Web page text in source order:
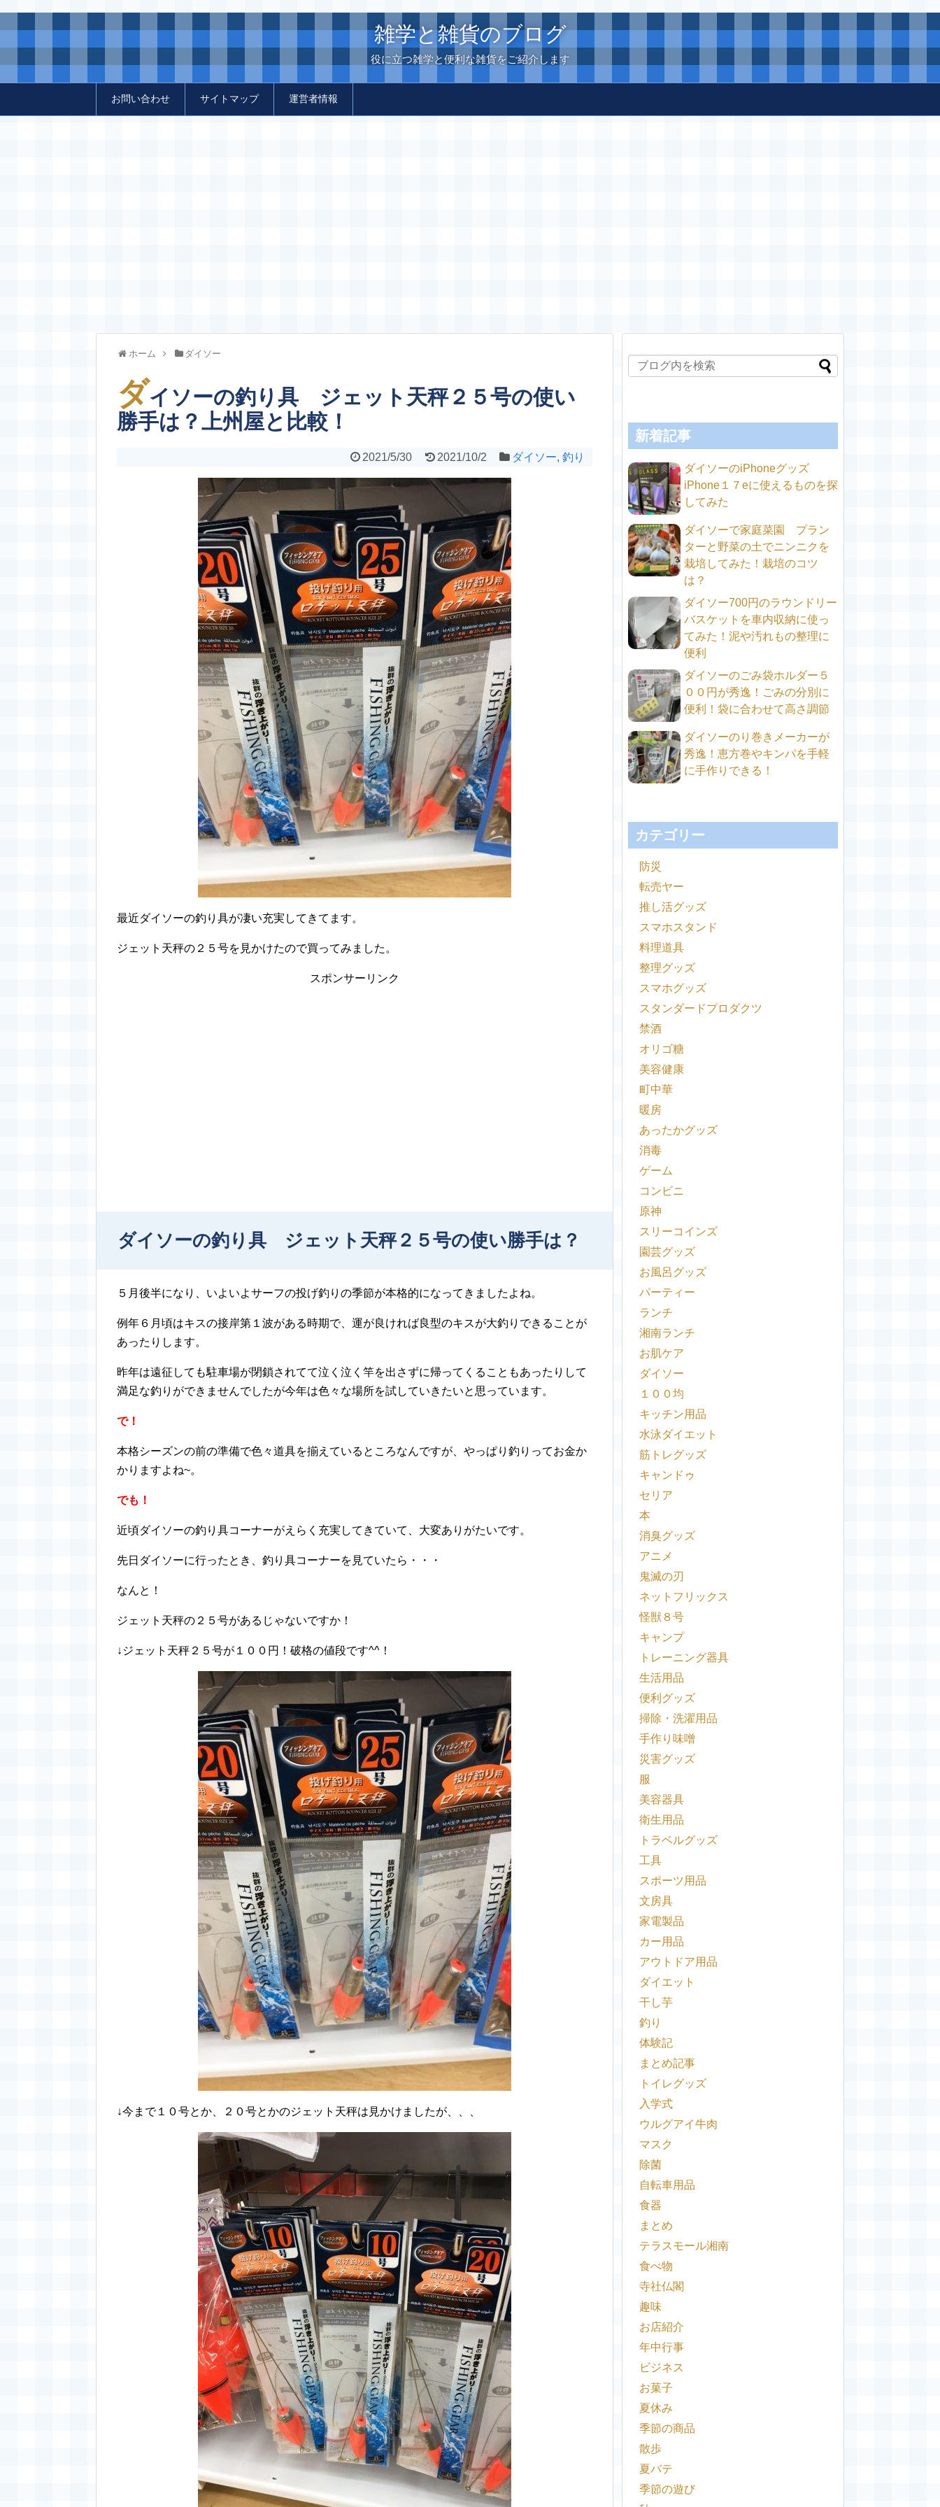
雑学と雑貨のブログ
役に立つ雑学と便利な雑貨をご紹介します
お問い合わせ サイトマップ 運営者情報
ホーム ダイソー
ダイソーの釣り具 ジェット天秤２５号の使い
勝手は？上州屋と比較！
2021/5/30 2021/10/2 ダイソー, 釣り
最近ダイソーの釣り具が凄い充実してきてます。
ジェット天秤の２５号を見かけたので買ってみました。
スポンサーリンク
ダイソーの釣り具 ジェット天秤２５号の使い勝手は？
５月後半になり、いよいよサーフの投げ釣りの季節が本格的になってきましたよね。
例年６月頃はキスの接岸第１波がある時期で、運が良ければ良型のキスが大釣りできることが
あったりします。
昨年は遠征しても駐車場が閉鎖されてて泣く泣く竿を出さずに帰ってくることもあったりして
満足な釣りができませんでしたが今年は色々な場所を試していきたいと思っています。
で！
本格シーズンの前の準備で色々道具を揃えているところなんですが、やっぱり釣りってお金か
かりますよね~。
でも！
近頃ダイソーの釣り具コーナーがえらく充実してきていて、大変ありがたいです。
先日ダイソーに行ったとき、釣り具コーナーを見ていたら・・・
なんと！
ジェット天秤の２５号があるじゃないですか！
↓ジェット天秤２５号が１００円！破格の値段です^^！
↓今まで１０号とか、２０号とかのジェット天秤は見かけましたが、、、
新着記事
ダイソーのiPhoneグッズ
iPhone１７eに使えるものを探
してみた
ダイソーで家庭菜園 プラン
ターと野菜の土でニンニクを
栽培してみた！栽培のコツ
は？
ダイソー700円のラウンドリー
バスケットを車内収納に使っ
てみた！泥や汚れもの整理に
便利
ダイソーのごみ袋ホルダー５
００円が秀逸！ごみの分別に
便利！袋に合わせて高さ調節
ダイソーのり巻きメーカーが
秀逸！恵方巻やキンパを手軽
に手作りできる！
カテゴリー
防災
転売ヤー
推し活グッズ
スマホスタンド
料理道具
整理グッズ
スマホグッズ
スタンダードプロダクツ
禁酒
オリゴ糖
美容健康
町中華
暖房
あったかグッズ
消毒
ゲーム
コンビニ
原神
スリーコインズ
園芸グッズ
お風呂グッズ
パーティー
ランチ
湘南ランチ
お肌ケア
ダイソー
１００均
キッチン用品
水泳ダイエット
筋トレグッズ
キャンドゥ
セリア
本
消臭グッズ
アニメ
鬼滅の刃
ネットフリックス
怪獣８号
キャンプ
トレーニング器具
生活用品
便利グッズ
掃除・洗濯用品
手作り味噌
災害グッズ
服
美容器具
衛生用品
トラベルグッズ
工具
スポーツ用品
文房具
家電製品
カー用品
アウトドア用品
ダイエット
干し芋
釣り
体験記
まとめ記事
トイレグッズ
入学式
ウルグアイ牛肉
マスク
除菌
自転車用品
食器
まとめ
テラスモール湘南
食べ物
寺社仏閣
趣味
お店紹介
年中行事
ビジネス
お菓子
夏休み
季節の商品
散歩
夏バテ
季節の遊び